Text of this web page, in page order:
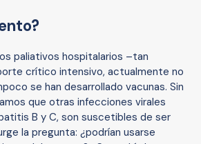
paliativos hospitalarios –tan
crítico intensivo, actualmente no
se han desarrollado vacunas. Sin
que otras infecciones virales
B y C, son suscetibles de ser
la pregunta: ¿podrían usarse